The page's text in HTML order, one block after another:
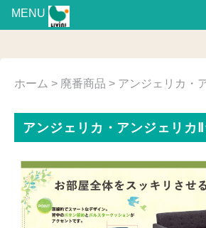
ホーム > 廃番商品 > アンジェリカ・
アンジェリカ・アンジェリカ
MENU